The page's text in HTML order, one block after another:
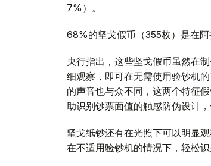
7%）。
68%的坚戈假币（355枚）是在
央行指出，这些坚戈假币虽然在
细观察，即可在无需使用验钞机
的声音也与众不同，这两个特征
助识别钞票面值的触感防伪设计，
坚戈纸钞还有在光照下可以明显
在不适用验钞机的情况下，轻松识